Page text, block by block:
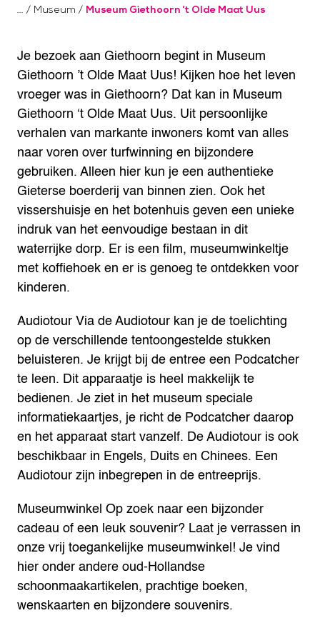
/ Museum / Museum Giethoorn ’t Olde Maat Uus
Je bezoek aan Giethoorn begint in Museum
Giethoorn ’t Olde Maat Uus! Kijken hoe het leven
vroeger was in Giethoorn? Dat kan in Museum
Giethoorn ‘t Olde Maat Uus. Uit persoonlijke
verhalen van markante inwoners komt van alles
naar voren over turfwinning en bijzondere
gebruiken. Alleen hier kun je een authentieke
Gieterse boerderij van binnen zien. Ook het
vissershuisje en het botenhuis geven een unieke
indruk van het eenvoudige bestaan in dit
waterrijke dorp. Er is een film, museumwinkeltje
met koffiehoek en er is genoeg te ontdekken voor
kinderen.
AudiotourVia de Audiotour kan je de toelichting
op de verschillende tentoongestelde stukken
beluisteren. Je krijgt bij de entree een Podcatcher
te leen. Dit apparaatje is heel makkelijk te
bedienen. Je ziet in het museum speciale
informatiekaartjes, je richt de Podcatcher daarop
en het apparaat start vanzelf. De Audiotour is ook
beschikbaar in Engels, Duits en Chinees. Een
Audiotour zijn inbegrepen in de entreeprijs.
Museumwinkel Op zoek naar een bijzonder
cadeau of een leuk souvenir? Laat je verrassen in
onze vrij toegankelijke museumwinkel! Je vind
hier onder andere oud-Hollandse
schoonmaakartikelen, prachtige boeken,
wenskaarten en bijzondere souvenirs.